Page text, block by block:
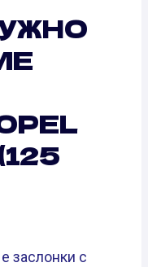
заслонки с